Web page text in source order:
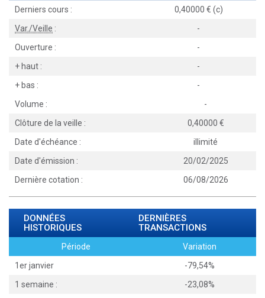
Derniers cours :
0,40000 € (c)
Var./Veille :
-
Ouverture :
-
+ haut :
-
+ bas :
-
Volume :
-
Clôture de la veille :
0,40000
Date d'échéance :
illimité
Date d'émission :
20/02/2025
Dernière cotation :
06/08/2026
DONNÉES
HISTORIQUES
DERNIÈRES
TRANSACTIONS
Période
Variation
1er janvier
-79,54%
1 semaine :
-23,08%